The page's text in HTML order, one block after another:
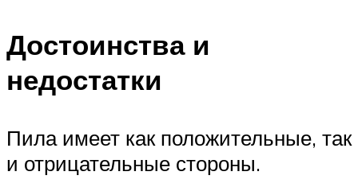
Достоинства и
недостатки
Пила имеет как положительные, так
и отрицательные стороны.